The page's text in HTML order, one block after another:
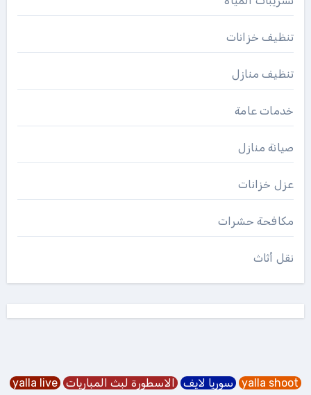
تنظيف خزانات
تنظيف منازل
خدمات عامة
صيانة منازل
عزل خزانات
مكافحة حشرات
نقل أثاث
yalla shoot سوريا لايف الاسطورة لبث المباريات yalla live